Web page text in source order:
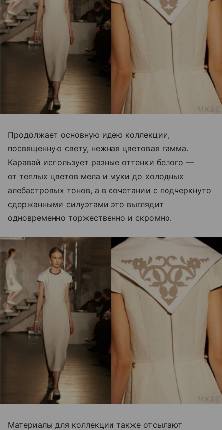
Продолжает основную идею коллекции,
посвященную свету, нежная цветовая гамма.
Каравай использует разные оттенки белого —
от теплых цветов мела и муки до холодных
алебастровых тонов, а в сочетании с подчеркнуто
сдержанными силуэтами это выглядит
одновременно торжественно и скромно.
Материалы для коллекции также отсылают